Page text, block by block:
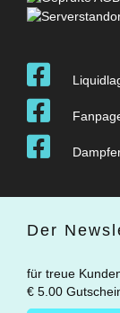
Der
für treue
€ 5.00